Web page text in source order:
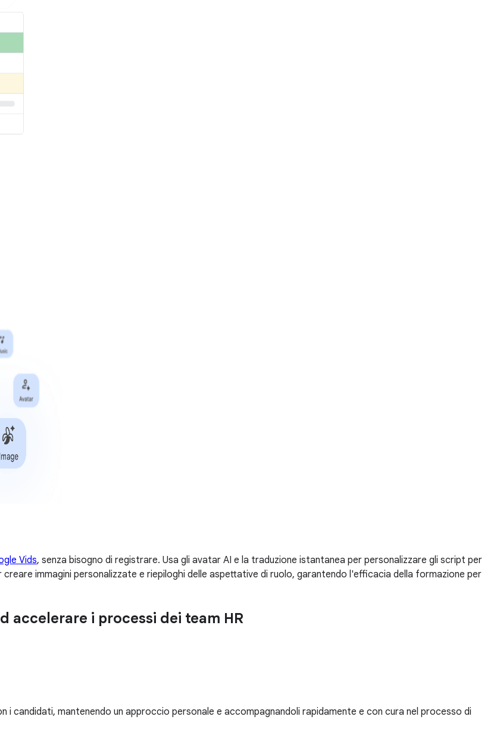
Vids, senza bisogno di registrare. Usa gli avatar AI e la traduzione istantanea per personalizzare gli script per
creare immagini personalizzate e riepiloghi delle aspettative di ruolo, garantendo l'efficacia della formazione per
accelerare i processi dei team HR
i candidati, mantenendo un approccio personale e accompagnandoli rapidamente e con cura nel processo di